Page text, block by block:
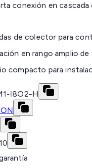
conexión en
de colector para
en rango amplio
compacto para
I8O2-H